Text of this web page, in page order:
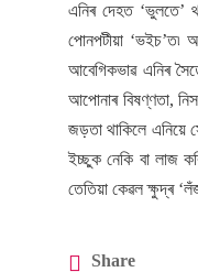
এনিৰ দেহত ‘ভুলতে’
পোনপটীয়া ‘ভইচ’ত৷
আবেগিকভাৱ এনিৰ
আপোনাৰ বিষণ্ণতা,
জড়তা থাকিলে এনিয়ে
ইচ্ছুক নেকি বা লাজ
তেতিয়া কেৱল ক্ষুদ্ৰ
Share